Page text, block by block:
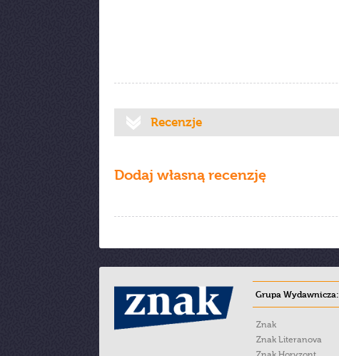
Recenzje
Dodaj własną recenzję
Grupa Wydawnicza:
Znak
Znak Literanova